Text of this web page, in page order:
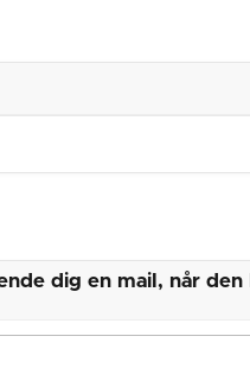
dig en mail, når